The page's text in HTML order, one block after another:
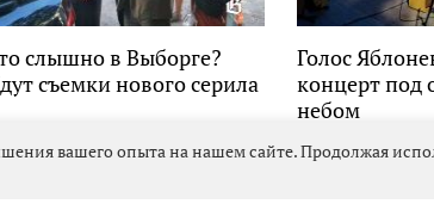
слышно в Выборге?
съемки нового серила
Голос
концерт под
небом
вашего опыта на нашем сайте. Продолжая